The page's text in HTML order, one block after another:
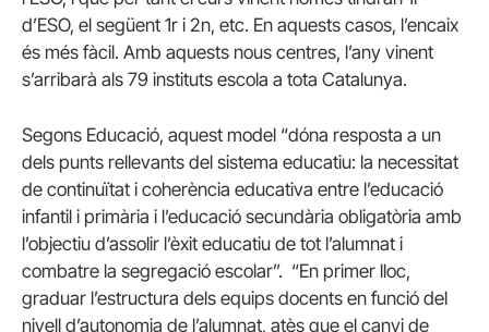
d’ESO, el següent 1r i 2n, etc. En aquests casos, l’encaix
és més fàcil. Amb aquests nous centres, l’any vinent
s’arribarà als 79 instituts escola a tota Catalunya.
Segons Educació, aquest model “dóna resposta a un
dels punts rellevants del sistema educatiu: la necessitat
de continuïtat i coherència educativa entre l’educació
infantil i primària i l’educació secundària obligatòria amb
l’objectiu d’assolir l’èxit educatiu de tot l’alumnat i
combatre la segregació escolar”. “En primer lloc,
graduar l’estructura dels equips docents en funció del
nivell d’autonomia de l’alumnat, atès que el canvi de